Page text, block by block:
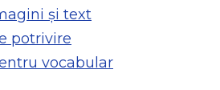
și text
potrivire
vocabular